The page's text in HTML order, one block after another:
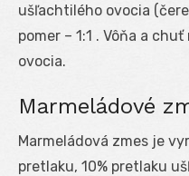
ušľachtilého ovocia
pomer – 1:1 . Vôňa a
ovocia.
Marmeládové
Marmeládová zmes je
pretlaku, 10% pretlaku